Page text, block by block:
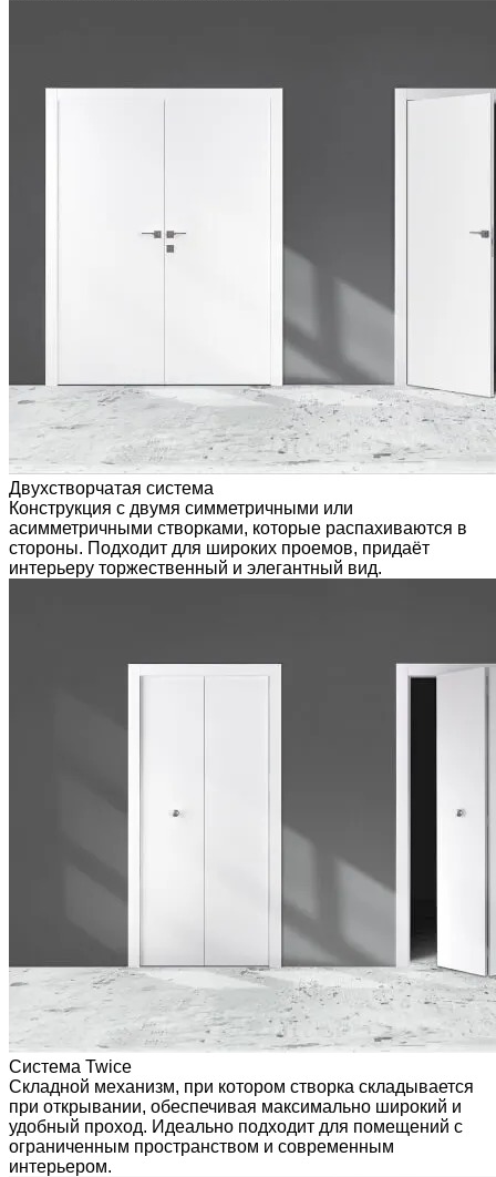
Двухстворчатая система
Конструкция с двумя симметричными или
асимметричными створками, которые распахиваются в
стороны. Подходит для широких проемов, придаёт
интерьеру торжественный и элегантный вид.
Система Twice
Складной механизм, при котором створка складывается
при открывании, обеспечивая максимально широкий и
удобный проход. Идеально подходит для помещений с
ограниченным пространством и современным
интерьером.